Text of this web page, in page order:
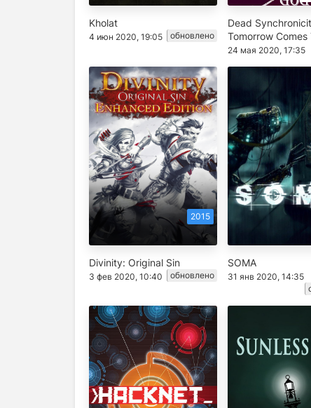
Kholat
4 июн 2020, 19:05 обновлено
Dead
Tomorrow Comes
24 мая 2020, 17:35
2015
Divinity: Original Sin
3 фев 2020, 10:40 обновлено
SOMA
31 янв 2020, 14:35